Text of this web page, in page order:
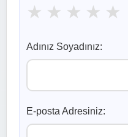
★ ★ ★ ★ ★
Adınız Soyadınız:
E-posta Adresiniz: